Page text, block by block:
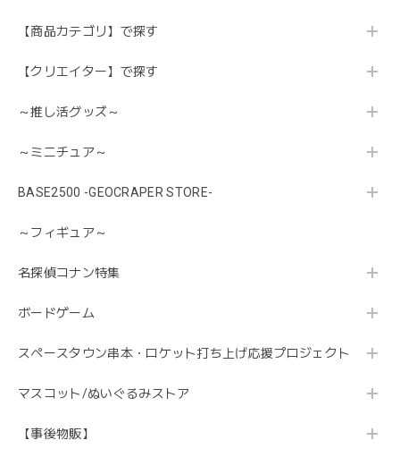
【商品カテゴリ】で探す
【クリエイター】で探す
～推し活グッズ～
～ミニチュア～
BASE2500 -GEOCRAPER STORE-
～フィギュア～
名探偵コナン特集
ボードゲーム
スペースタウン串本・ロケット打ち上げ応援プロジェクト
マスコット/ぬいぐるみストア
【事後物販】